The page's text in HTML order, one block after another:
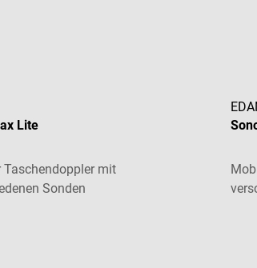
Lite
Taschendoppler mit
Sonden